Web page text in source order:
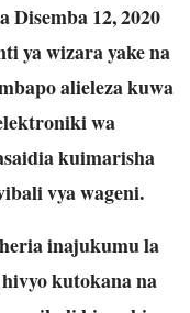
12, 2020
ya wizara yake na
alieleza kuwa
wa
kuimarisha
vya wageni.
inajukumu la
kutokana na